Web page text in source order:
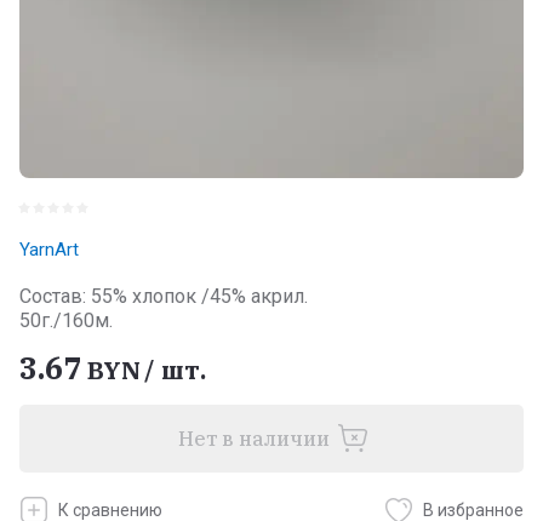
YarnArt
Состав: 55% хлопок /45% акрил.
50г./160м.
3.67 BYN/ шт.
Нет в наличии
К сравнению В избранное